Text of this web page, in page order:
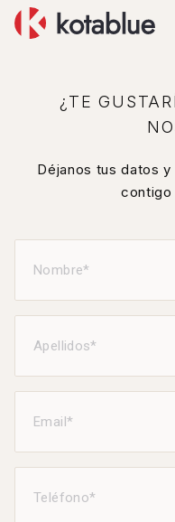
¿TE
Déjanos tus datos
contigo